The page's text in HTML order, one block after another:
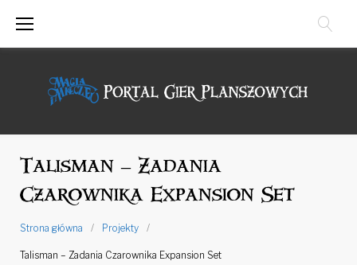
Talisman – Zadania
Czarownika Expansion Set
Strona główna / Projekty /
Talisman – Zadania Czarownika Expansion Set